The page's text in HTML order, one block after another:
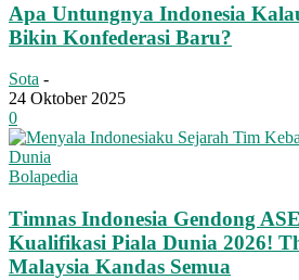
Apa Untungnya Indonesia
Bikin Konfederasi Baru?
Sota -
24 Oktober 2025
0
Bolapedia
Timnas Indonesia Gendong
Kualifikasi Piala Dunia 2026!
Malaysia Kandas Semua